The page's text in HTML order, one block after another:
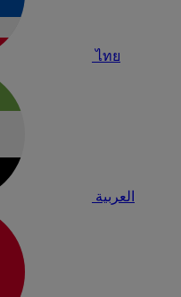
ไทย
العربية